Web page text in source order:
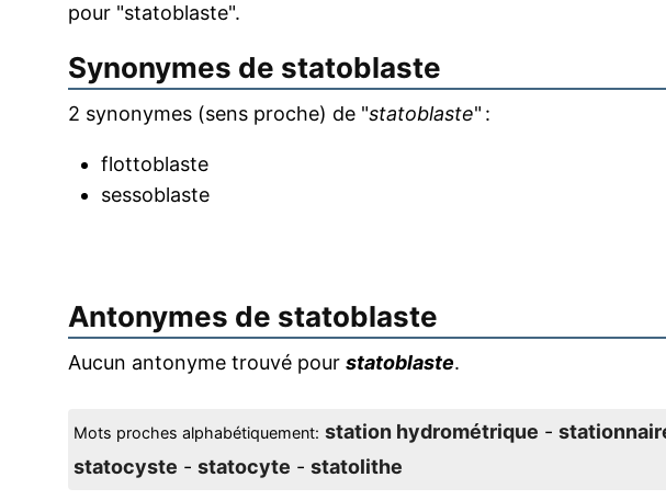
pour "statoblaste".
Synonymes de statoblaste
2 synonymes (sens proche) de "statoblaste" :
flottoblaste
sessoblaste
Antonymes de statoblaste
Aucun antonyme trouvé pour statoblaste.
Mots proches alphabétiquement: station hydrométrique -
statocyste - statocyte - statolithe